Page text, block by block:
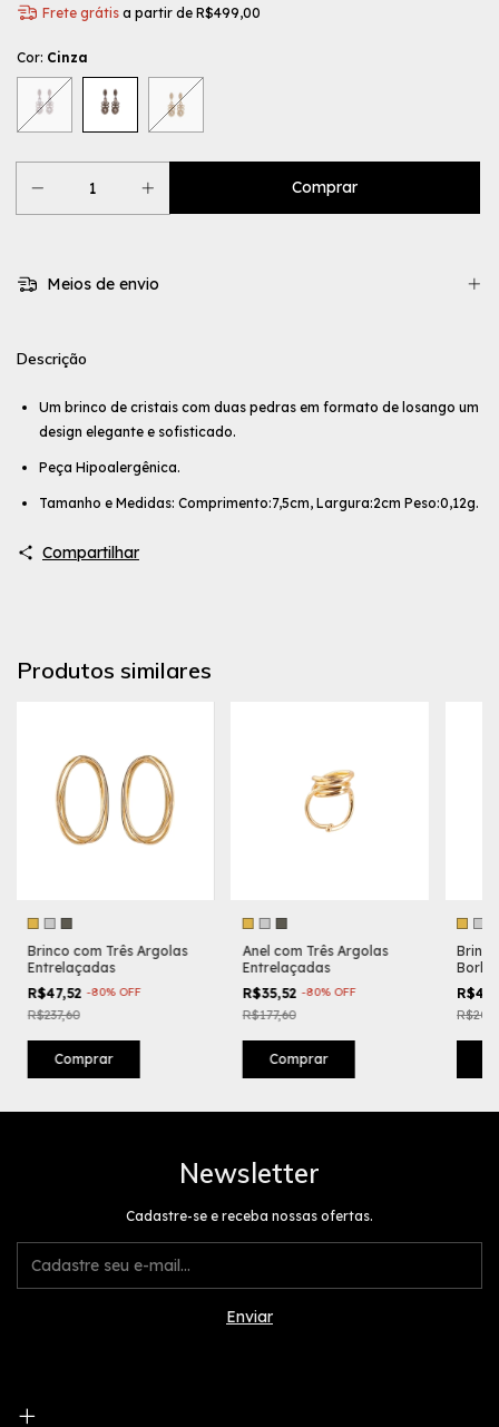
Frete grátis a partir de R$499,00
Cor: Cinza
Meios de envio
Descrição
Um brinco de cristais com duas pedras em formato de losango um
design elegante e sofisticado.
Peça Hipoalergênica.
Tamanho e Medidas: Comprimento:7,5cm, Largura:2cm Peso:0,12g.
Compartilhar
Produtos similares
Brinco com Três Argolas
Entrelaçadas
R$47,52-80% OFF
R$237,60
Comprar
Anel com Três Argolas
Entrelaçadas
R$35,52-80% OFF
R$177,60
Comprar
Newsletter
Cadastre-se e receba nossas ofertas.